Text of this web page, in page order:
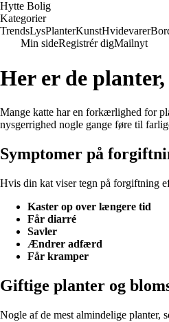
Hytte Bolig
Kategorier
TrendsLysPlanterKunstHvidevarer
Min sideRegistrér digMailnyt
Her er de
Mange katte har en forkærlighed for
nysgerrighed nogle gange føre til
Symptomer på
Hvis din kat viser tegn på forgiftning
Kaster op over længere tid
Får diarré
Savler
Ændrer adfærd
Får kramper
Giftige planter og
Nogle af de mest almindelige planter,